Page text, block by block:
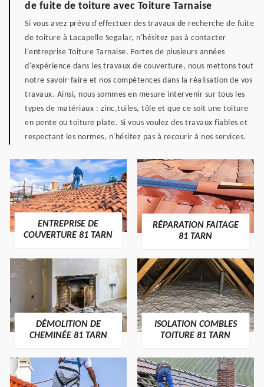
de fuite de toiture avec Toiture Tarnaise
Si vous avez prévu d'effectuer des travaux de recherche de fuite
de toiture à Lacapelle Segalar, n'hésitez pas à contacter
l'entreprise Toiture Tarnaise. Fortes de plusieurs années
d'expérience dans les travaux de couverture, nous mettons tout
notre savoir-faire et nos compétences dans la réalisation de vos
travaux. Ainsi, nous sommes en mesure intervenir sur tous les
types de matériaux : zinc,tuiles, tôle et que ce soit une toiture
en pente ou toiture plate. Si vous voulez des travaux fiables et
respectant les normes, n'hésitez pas à recourir à nos services.
ENTREPRISE DE
COUVERTURE 81 TARN
RÉPARATION FAITAGE
81 TARN
DÉMOLITION DE
CHEMINÉE 81 TARN
ISOLATION COMBLES
TOITURE 81 TARN